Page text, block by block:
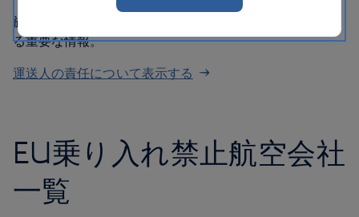
旅客および手荷物の航空運送における運送人責任に関す
る重要な情報。
運送人の責任について表示する
EU乗り入れ禁止航空会社
一覧